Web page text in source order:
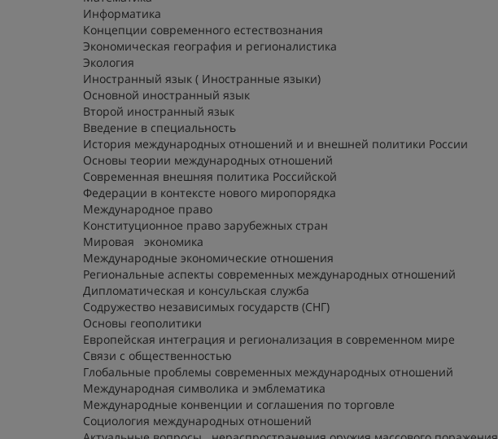
Информатика
Концепции современного естествознания
Экономическая география и регионалистика
Экология
Иностранный язык ( Иностранные языки)
Основной иностранный язык
Второй иностранный язык
Введение в специальность
История международных отношений и и внешней политики России
Основы теории международных отношений
Современная внешняя политика Российской
Федерации в контексте нового миропорядка
Международное право
Конституционное право зарубежных стран
Мировая экономика
Международные экономические отношения
Региональные аспекты современных международных отношений
Дипломатическая и консульская служба
Содружество независимых государств (СНГ)
Основы геополитики
Европейская интеграция и регионализация в современном мире
Связи с общественностью
Глобальные проблемы современных международных отношений
Международная символика и эмблематика
Международные конвенции и соглашения по торговле
Социология международных отношений